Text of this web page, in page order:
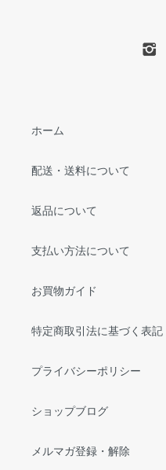
ホーム
配送・送料について
返品について
支払い方法について
お買物ガイド
特定商取引法に基づく表記
プライバシーポリシー
ショップブログ
メルマガ登録・解除